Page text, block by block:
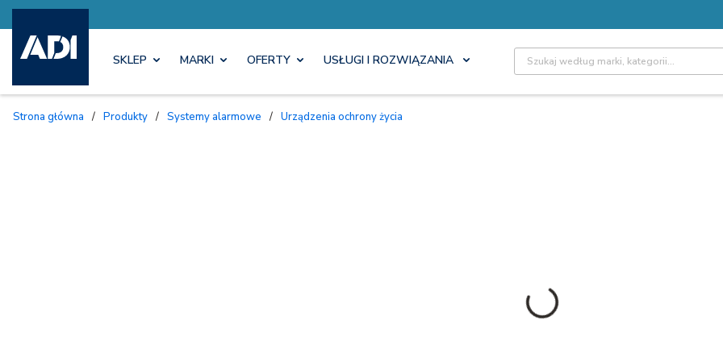
SKLEP MARKI OFERTY USŁUGI I ROZWIĄZANIA Site Search
Strona główna / Produkty / Systemy alarmowe / Urządzenia ochrony życia